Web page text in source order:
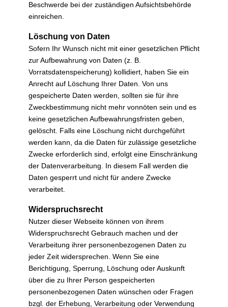
Beschwerde bei der zuständigen Aufsichtsbehörde
einreichen.
Löschung von Daten
Sofern Ihr Wunsch nicht mit einer gesetzlichen Pflicht
zur Aufbewahrung von Daten (z. B.
Vorratsdatenspeicherung) kollidiert, haben Sie ein
Anrecht auf Löschung Ihrer Daten. Von uns
gespeicherte Daten werden, sollten sie für ihre
Zweckbestimmung nicht mehr vonnöten sein und es
keine gesetzlichen Aufbewahrungsfristen geben,
gelöscht. Falls eine Löschung nicht durchgeführt
werden kann, da die Daten für zulässige gesetzliche
Zwecke erforderlich sind, erfolgt eine Einschränkung
der Datenverarbeitung. In diesem Fall werden die
Daten gesperrt und nicht für andere Zwecke
verarbeitet.
Widerspruchsrecht
Nutzer dieser Webseite können von ihrem
Widerspruchsrecht Gebrauch machen und der
Verarbeitung ihrer personenbezogenen Daten zu
jeder Zeit widersprechen. Wenn Sie eine
Berichtigung, Sperrung, Löschung oder Auskunft
über die zu Ihrer Person gespeicherten
personenbezogenen Daten wünschen oder Fragen
bzgl. der Erhebung, Verarbeitung oder Verwendung